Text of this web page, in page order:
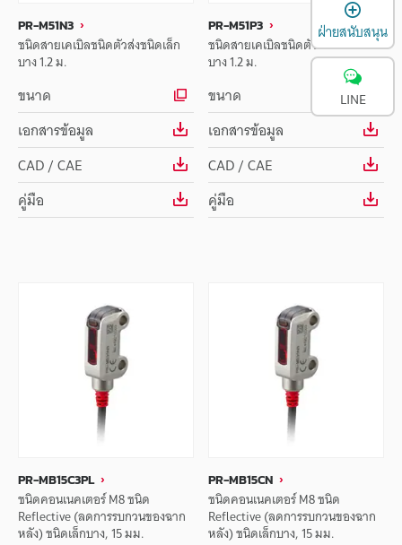
PR-M51N3
ชนิดสายเคเบิลชนิดตัวส่งชนิดเล็ก
บาง 1.2 ม.
ขนาด
เอกสารข้อมูล
CAD / CAE
คู่มือ
PR-M51P3
ชนิดสายเคเบิลชนิดตัวส่งชนิดเล็ก
บาง 1.2 ม.
ขนาด
เอกสารข้อมูล
CAD / CAE
คู่มือ
PR-MB15C3PL
ชนิดคอนเนคเตอร์ M8 ชนิด
Reflective (ลดการรบกวนของฉาก
หลัง) ชนิดเล็กบาง, 15 มม.
PR-MB15CN
ชนิดคอนเนคเตอร์ M8 ชนิด
Reflective (ลดการรบกวนของฉาก
หลัง) ชนิดเล็กบาง, 15 มม.
ฝ่ายสนับสนุน
LINE